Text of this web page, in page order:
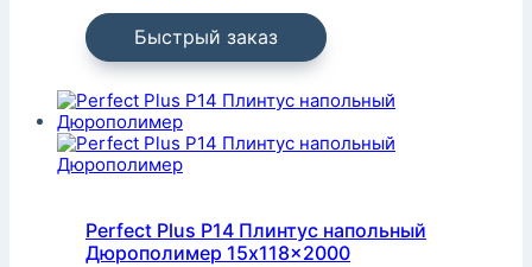
Быстрый заказ
Perfect Plus P14 Плинтус напольный
Дюрополимер 15x118x2000